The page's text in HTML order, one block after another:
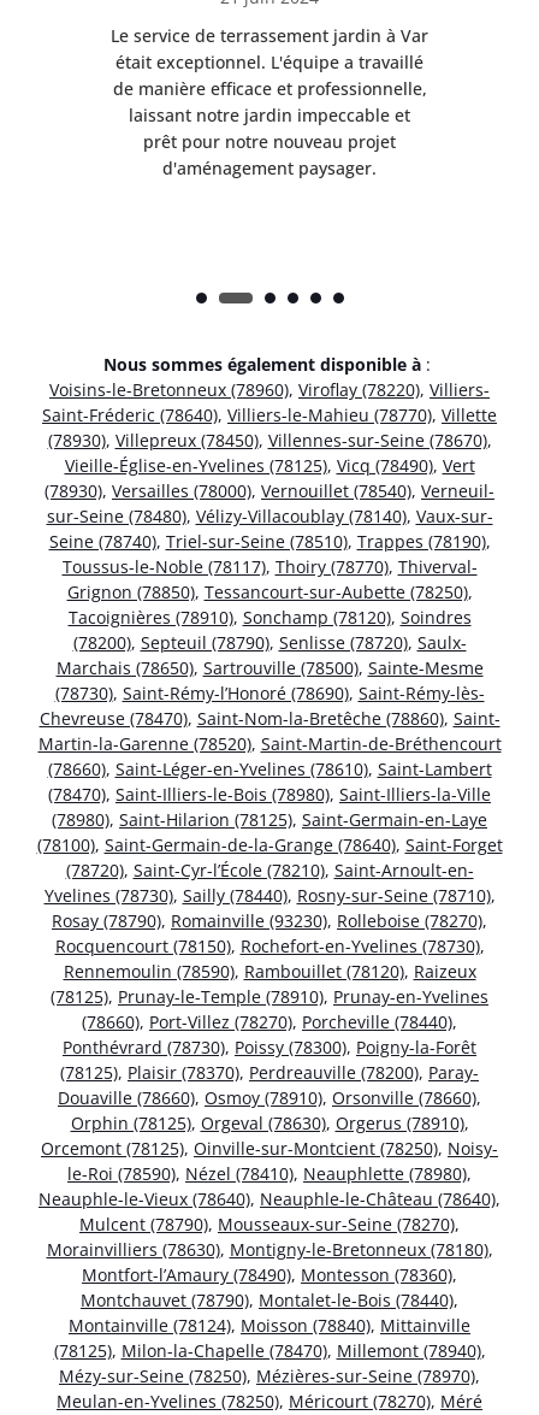
Le service de terrassement jardin à Var
était exceptionnel. L'équipe a travaillé
de manière efficace et professionnelle,
laissant notre jardin impeccable et
prêt pour notre nouveau projet
d'aménagement paysager.
Nous sommes également disponible à :
Voisins-le-Bretonneux (78960), Viroflay (78220), Villiers-
Saint-Fréderic (78640), Villiers-le-Mahieu (78770), Villette
(78930), Villepreux (78450), Villennes-sur-Seine (78670),
Vieille-Église-en-Yvelines (78125), Vicq (78490), Vert
(78930), Versailles (78000), Vernouillet (78540), Verneuil-
sur-Seine (78480), Vélizy-Villacoublay (78140), Vaux-sur-
Seine (78740), Triel-sur-Seine (78510), Trappes (78190),
Toussus-le-Noble (78117), Thoiry (78770), Thiverval-
Grignon (78850), Tessancourt-sur-Aubette (78250),
Tacoignières (78910), Sonchamp (78120), Soindres
(78200), Septeuil (78790), Senlisse (78720), Saulx-
Marchais (78650), Sartrouville (78500), Sainte-Mesme
(78730), Saint-Rémy-l’Honoré (78690), Saint-Rémy-lès-
Chevreuse (78470), Saint-Nom-la-Bretêche (78860), Saint-
Martin-la-Garenne (78520), Saint-Martin-de-Bréthencourt
(78660), Saint-Léger-en-Yvelines (78610), Saint-Lambert
(78470), Saint-Illiers-le-Bois (78980), Saint-Illiers-la-Ville
(78980), Saint-Hilarion (78125), Saint-Germain-en-Laye
(78100), Saint-Germain-de-la-Grange (78640), Saint-Forget
(78720), Saint-Cyr-l’École (78210), Saint-Arnoult-en-
Yvelines (78730), Sailly (78440), Rosny-sur-Seine (78710),
Rosay (78790), Romainville (93230), Rolleboise (78270),
Rocquencourt (78150), Rochefort-en-Yvelines (78730),
Rennemoulin (78590), Rambouillet (78120), Raizeux
(78125), Prunay-le-Temple (78910), Prunay-en-Yvelines
(78660), Port-Villez (78270), Porcheville (78440),
Ponthévrard (78730), Poissy (78300), Poigny-la-Forêt
(78125), Plaisir (78370), Perdreauville (78200), Paray-
Douaville (78660), Osmoy (78910), Orsonville (78660),
Orphin (78125), Orgeval (78630), Orgerus (78910),
Orcemont (78125), Oinville-sur-Montcient (78250), Noisy-
le-Roi (78590), Nézel (78410), Neauphlette (78980),
Neauphle-le-Vieux (78640), Neauphle-le-Château (78640),
Mulcent (78790), Mousseaux-sur-Seine (78270),
Morainvilliers (78630), Montigny-le-Bretonneux (78180),
Montfort-l’Amaury (78490), Montesson (78360),
Montchauvet (78790), Montalet-le-Bois (78440),
Montainville (78124), Moisson (78840), Mittainville
(78125), Milon-la-Chapelle (78470), Millemont (78940),
Mézy-sur-Seine (78250), Mézières-sur-Seine (78970),
Meulan-en-Yvelines (78250), Méricourt (78270), Méré